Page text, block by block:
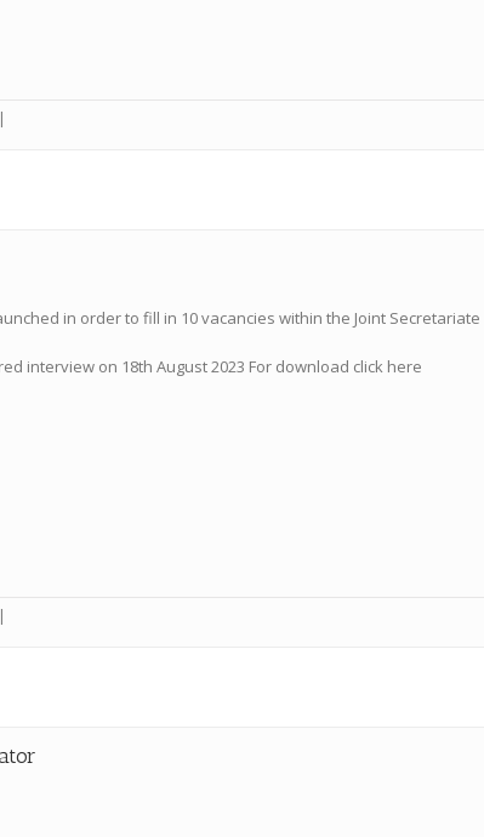
|
in order to fill in 10 vacancies within the Joint
interview on 18th August 2023 For download click here
|